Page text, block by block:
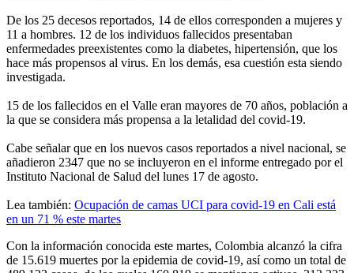
De los 25 decesos reportados, 14 de ellos corresponden a mujeres y
11 a hombres. 12 de los individuos fallecidos presentaban
enfermedades preexistentes como la diabetes, hipertensión, que los
hace más propensos al virus. En los demás, esa cuestión esta siendo
investigada.
15 de los fallecidos en el Valle eran mayores de 70 años, población a
la que se considera más propensa a la letalidad del covid-19.
Cabe señalar que en los nuevos casos reportados a nivel nacional, se
añadieron 2347 que no se incluyeron en el informe entregado por el
Instituto Nacional de Salud del lunes 17 de agosto.
Lea también: Ocupación de camas UCI para covid-19 en Cali está
en un 71 % este martes
Con la información conocida este martes, Colombia alcanzó la cifra
de 15.619 muertes por la epidemia de covid-19, así como un total de